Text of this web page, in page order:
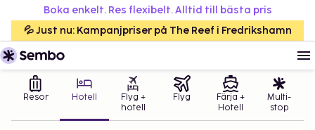
Boka enkelt. Res flexibelt. Alltid till bästa pris
💦 Just nu: Kampanjpriser på The Reef i Fredrikshamn
Resor Hotell
Flyg +
hotell
Flyg
Färja +
Hotell
Multi-
stop